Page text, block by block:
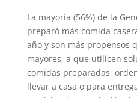
La mayoría (56%) de la
preparó más comida
año y son más propensos
mayores, a que utilicen
comidas preparadas,
llevar a casa o para